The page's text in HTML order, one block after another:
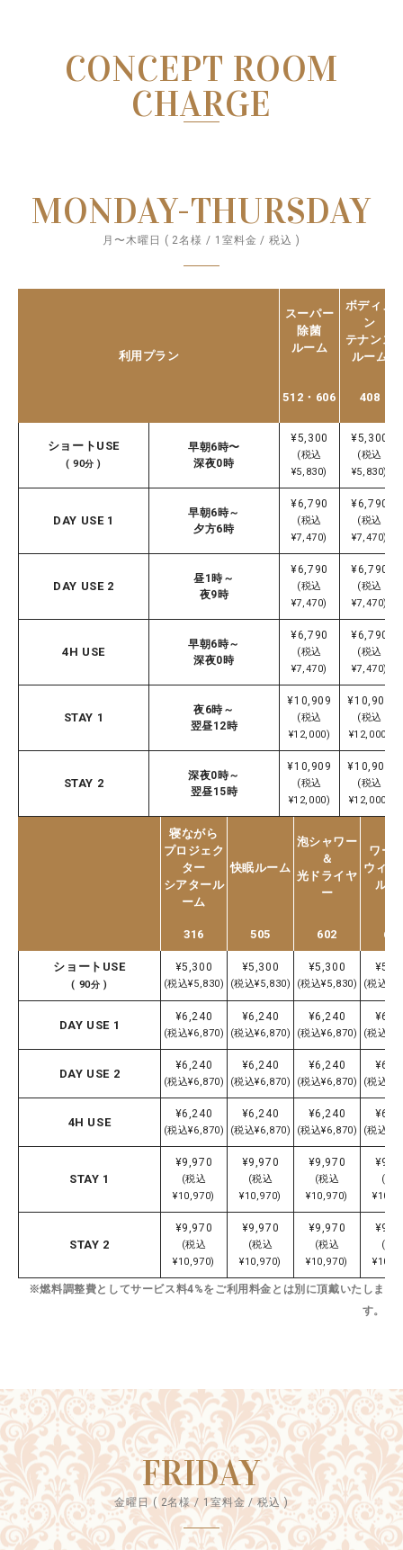
CONCEPT ROOM
CHARGE
MONDAY-THURSDAY
月〜木曜日 ( 2名様 / 1室料金 / 税込 )
利用プラン
スーパー
除菌
ルーム
ボディメ
ン
テナンス
ルーム
512・606 408
ショートUSE
( 90分 )
早朝6時〜
深夜0時
¥5,300
(税込
¥5,830)
¥5,300
(税込
¥5,830)
DAY USE 1
早朝6時～
夕方6時
¥6,790
(税込
¥7,470)
¥6,790
(税込
¥7,470)
DAY USE 2
昼1時～
夜9時
¥6,790
(税込
¥7,470)
¥6,790
(税込
¥7,470)
4H USE
早朝6時～
深夜0時
¥6,790
(税込
¥7,470)
¥6,790
(税込
¥7,470)
STAY 1
夜6時～
翌昼12時
¥10,909
(税込
¥12,000)
¥10,909
(税込
¥12,000)
STAY 2
深夜0時～
翌昼15時
¥10,909
(税込
¥12,000)
¥10,909
(税込
¥12,000)
寝ながら
プロジェク
ター
シアタール
ーム
快眠ルーム
泡シャワー
＆
光ドライヤ
ー
ワー
ウィン
ルー
316 505 602 603
ショートUSE
( 90分 )
¥5,300
(税込¥5,830)
¥5,300
(税込¥5,830)
¥5,300
(税込¥5,830) (税込
DAY USE 1
¥6,240
(税込¥6,870)
¥6,240
(税込¥6,870)
¥6,240
(税込¥6,870) (税込
DAY USE 2
¥6,240
(税込¥6,870)
¥6,240
(税込¥6,870)
¥6,240
(税込¥6,870) (税込
4H USE
¥6,240
(税込¥6,870)
¥6,240
(税込¥6,870)
¥6,240
(税込¥6,870) (税込
STAY 1
¥9,970
(税込
¥10,970)
¥9,970
(税込
¥10,970)
¥9,970
(税込
¥10,970)
(税
STAY 2
¥9,970
(税込
¥10,970)
¥9,970
(税込
¥10,970)
¥9,970
(税込
¥10,970)
(税
※燃料調整費としてサービス料4%をご利用料金とは別に頂戴いたしま
す。
FRIDAY
金曜日 ( 2名様 / 1室料金 / 税込 )